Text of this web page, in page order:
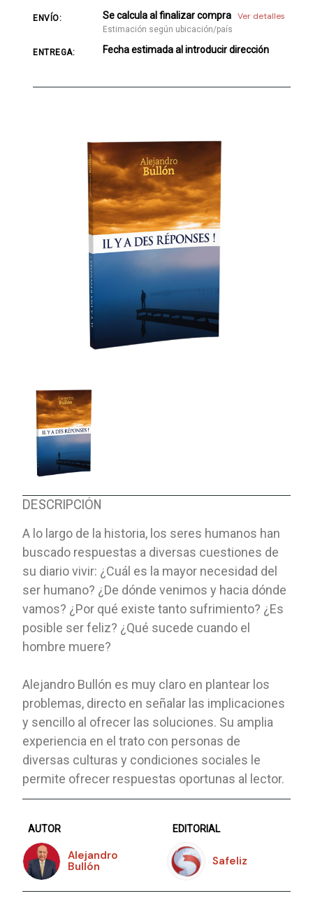
DESCRIPCIÓN
A lo largo de la historia, los seres humanos han
buscado respuestas a diversas cuestiones de
su diario vivir: ¿Cuál es la mayor necesidad del
ser humano? ¿De dónde venimos y hacia dónde
vamos? ¿Por qué existe tanto sufrimiento? ¿Es
posible ser feliz? ¿Qué sucede cuando el
hombre muere?
Alejandro Bullón es muy claro en plantear los
problemas, directo en señalar las implicaciones
y sencillo al ofrecer las soluciones. Su amplia
experiencia en el trato con personas de
diversas culturas y condiciones sociales le
permite ofrecer respuestas oportunas al lector.
AUTOR
Alejandro
Bullón
EDITORIAL
Safeliz
ENVÍO: Se calcula al finalizar compra Ver detalles
Estimación según ubicación/país
ENTREGA: Fecha estimada al introducir dirección